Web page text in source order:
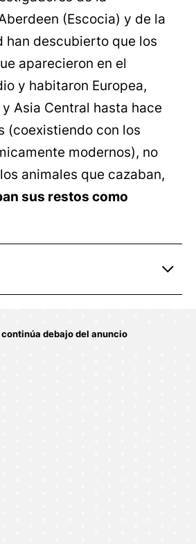
(Escocia) y de la
han descubierto que los
aparecieron en el
y habitaron Europea,
Asia Central hasta hace
(coexistiendo con los
modernos), no
animales que cazaban,
sus restos como